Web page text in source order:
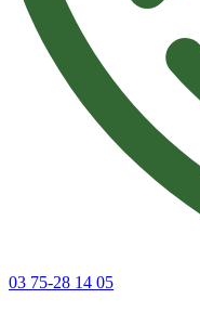
03 75-28 14 05